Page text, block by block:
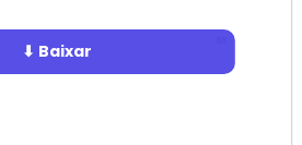
⬇ Baixar